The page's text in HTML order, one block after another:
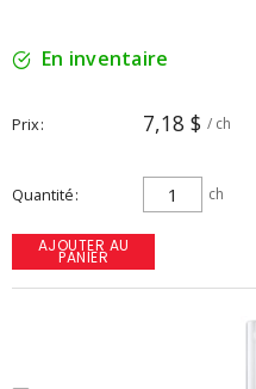
En inventaire
Prix 7,18 $ / ch
Quantité ch
AJOUTER AU
PANIER